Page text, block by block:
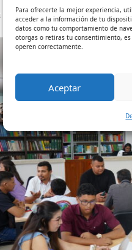
Para ofrecerte la mejor experiencia,
acceder a la información de tu
datos como tu comportamiento de
otorgas o retiras tu consentimiento,
operen correctamente.
Aceptar
el CATI (Centro de